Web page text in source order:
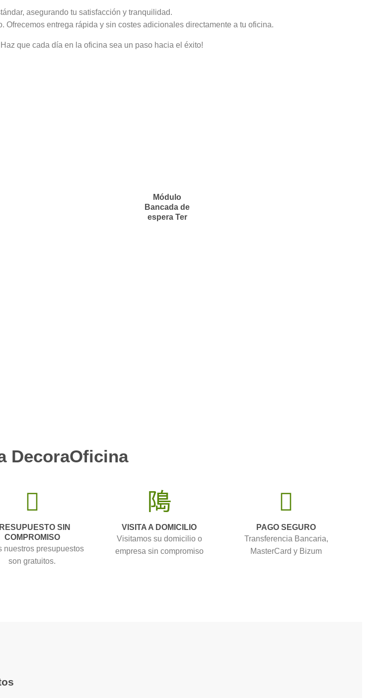
asegurando tu satisfacción y tranquilidad.
entrega rápida y sin costes adicionales directamente a tu oficina.
que cada día en la oficina sea un paso hacia el éxito!
Módulo
Bancada de
espera Ter
DecoraOficina
SIN
COMPROMISO
nuestros presupuestos
son gratuitos.
VISITA A DOMICILIO
Visitamos su domicilio o
empresa sin compromiso
PAGO SEGURO
Transferencia Bancaria,
MasterCard y Bizum